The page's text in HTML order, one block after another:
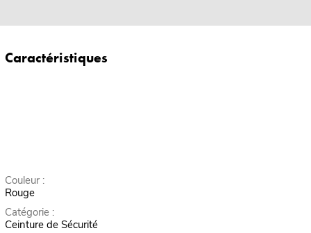
Caractéristiques
Couleur :
Rouge
Catégorie :
Ceinture de Sécurité